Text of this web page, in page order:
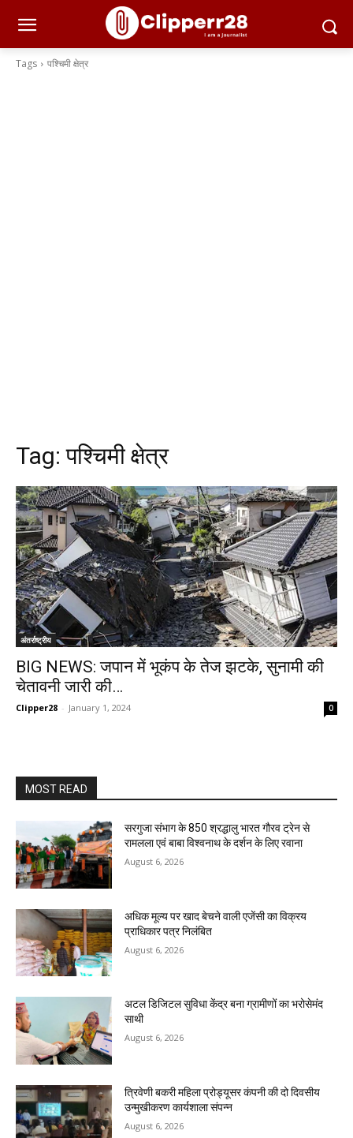
Tags पश्चिमी क्षेत्र
Tag:पश्चिमी क्षेत्र
अंतर्राष्ट्रीय
BIG NEWS: जपान में भूकंप के तेज झटके, सुनामी की
चेतावनी जारी की…
Clipper28 - January 1, 2024 0
MOST READ
सरगुजा संभाग के 850 श्रद्धालु भारत गौरव ट्रेन से
रामलला एवं बाबा विश्वनाथ के दर्शन के लिए रवाना
August 6, 2026
अधिक मूल्य पर खाद बेचने वाली एजेंसी का विक्रय
प्राधिकार पत्र निलंबित
August 6, 2026
अटल डिजिटल सुविधा केंद्र बना ग्रामीणों का भरोसेमंद
साथी
August 6, 2026
त्रिवेणी बकरी महिला प्रोड्यूसर कंपनी की दो दिवसीय
उन्मुखीकरण कार्यशाला संपन्न
August 6, 2026